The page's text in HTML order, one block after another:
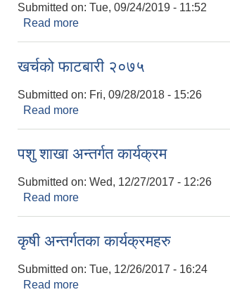
Submitted on: Tue, 09/24/2019 - 11:52
Read more
खर्चको फाटबारी २०७५
Submitted on: Fri, 09/28/2018 - 15:26
Read more
पशु शाखा अन्तर्गत कार्यक्रम
Submitted on: Wed, 12/27/2017 - 12:26
Read more
कृषी अन्तर्गतका कार्यक्रमहरु
Submitted on: Tue, 12/26/2017 - 16:24
Read more